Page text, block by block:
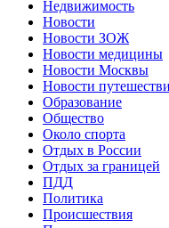
Недвижимость
Новости
Новости ЗОЖ
Новости медицины
Новости Москвы
Новости
Образование
Общество
Около спорта
Отдых в России
Отдых за границей
ПДД
Политика
Происшествия